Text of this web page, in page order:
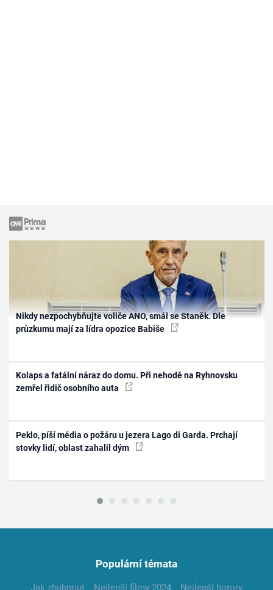
Nikdy nezpochybňujte voliče ANO, smál se Staněk. Dle
průzkumu mají za lídra opozice Babiše
Kolaps a fatální náraz do domu. Při nehodě na Ryhnovsku
zemřel řidič osobního auta
Peklo, píší média o požáru u jezera Lago di Garda. Prchají
stovky lidí, oblast zahalil dým
Populární témata
Jak zhubnout Nejlepší filmy 2024
Nejlepší horory